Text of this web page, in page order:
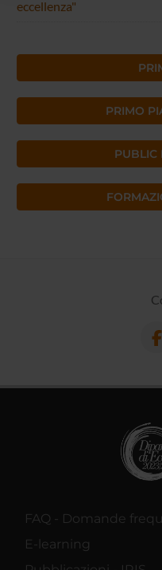
raccolto dal tuo utilizzo
eccellenza"
PRIMO
PUBLIC
FAQ - Domande
E-learning